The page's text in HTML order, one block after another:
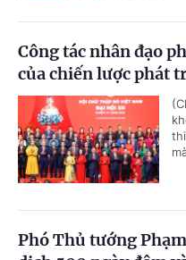
Công tác nhân đạo
của chiến lược phát
Phó Thủ tướng